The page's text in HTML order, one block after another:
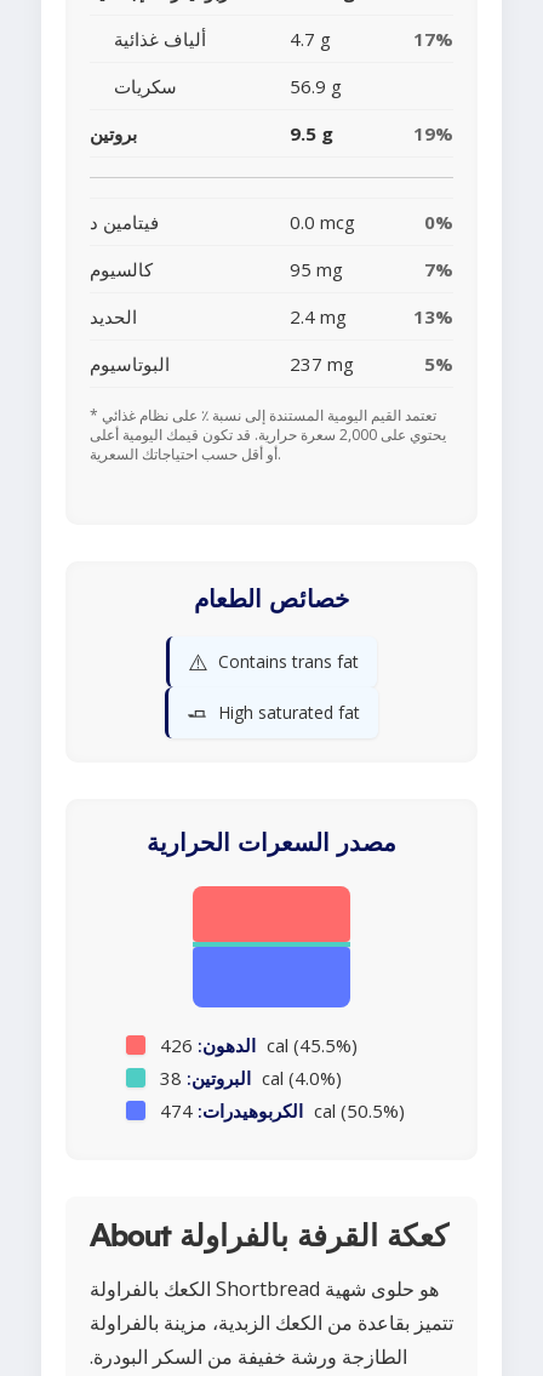
ألياف غذائية
4.7 g
17%
سكريات
56.9 g
بروتين
9.5 g 19%
فيتامين د 0.0 mcg
0%
كالسيوم
95 mg
7%
الحديد
2.4 mg
13%
البوتاسيوم
237 mg 5%
* تعتمد القيم اليومية المستندة إلى نسبة ٪ على نظام غذائي
يحتوي على 2,000 سعرة حرارية. قد تكون قيمك اليومية أعلى
أو أقل حسب احتياجاتك السعرية.
خصائص الطعام
⚠️ Contains trans fat
🧈 High saturated fat
مصدر السعرات الحرارية
الدهون: 426 cal (45.5%)
البروتين: 38 cal (4.0%)
الكربوهيدرات: 474 cal (50.5%)
About كعكة القرفة بالفراولة
الكعك بالفراولة Shortbread هو حلوى شهية
تتميز بقاعدة من الكعك الزبدية، مزينة بالفراولة
الطازجة ورشة خفيفة من السكر البودرة.